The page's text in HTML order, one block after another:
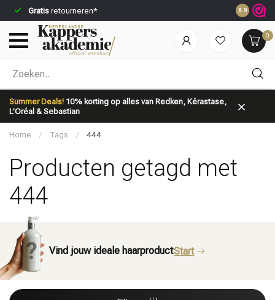
Gratis retourneren* Voor
8.9
0
Summer Deals! 10% korting op alles van Redken, Kérastase,
L’Oréal & Sebastian
Welke categorie ben jij naar op zoek?
Merken
Home / Tags / 444
Producten getagd met
444
Vind jouw ideale haarproductStart